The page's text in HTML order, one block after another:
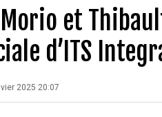
et
d’ITS
2025 20:07